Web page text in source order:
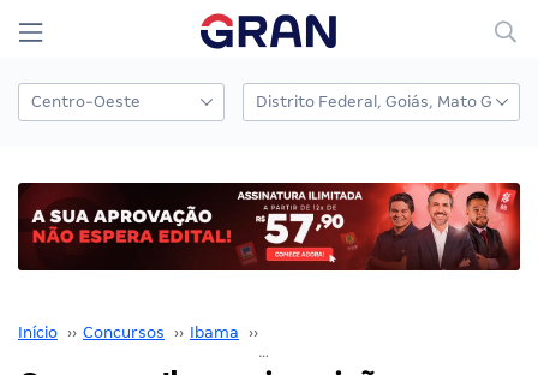
Início ›› Concursos ›› Ibama ››